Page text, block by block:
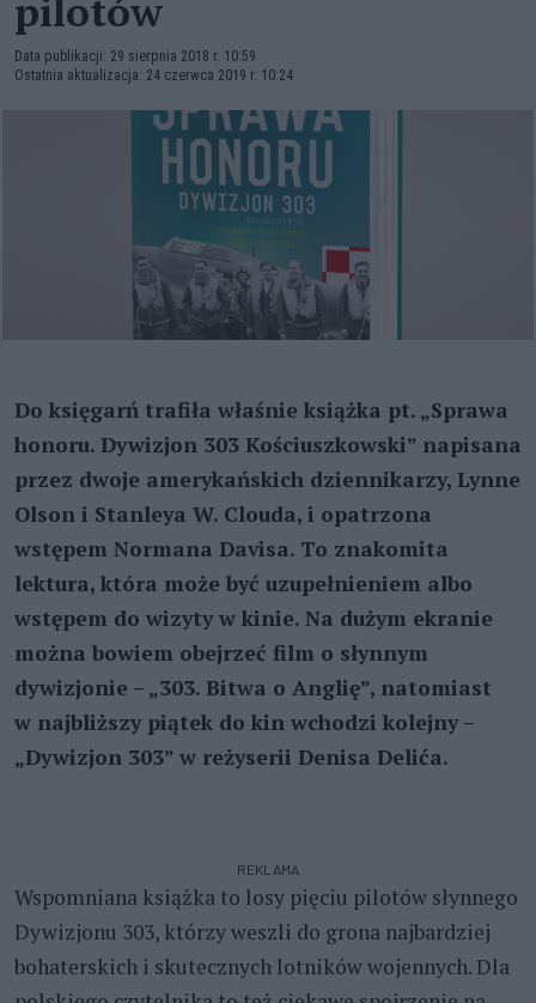
pilotów
Data publikacji: 29 sierpnia 2018 r. 10:59
Ostatnia aktualizacja: 24 czerwca 2019 r. 10:24
Do księgarń trafiła właśnie książka pt. „Sprawa
honoru. Dywizjon 303 Kościuszkowski” napisana
przez dwoje amerykańskich dziennikarzy, Lynne
Olson i Stanleya W. Clouda, i opatrzona
wstępem Normana Davisa. To znakomita
lektura, która może być uzupełnieniem albo
wstępem do wizyty w kinie. Na dużym ekranie
można bowiem obejrzeć film o słynnym
dywizjonie – „303. Bitwa o Anglię”, natomiast
w najbliższy piątek do kin wchodzi kolejny –
„Dywizjon 303” w reżyserii Denisa Delića.
REKLAMA
Wspomniana książka to losy pięciu pilotów słynnego
Dywizjonu 303, którzy weszli do grona najbardziej
bohaterskich i skutecznych lotników wojennych. Dla